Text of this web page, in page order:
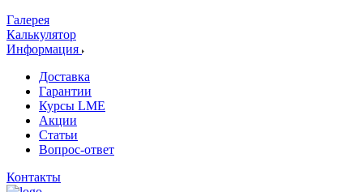
Галерея
Калькулятор
Информация
Доставка
Гарантии
Курсы LME
Акции
Статьи
Вопрос-ответ
Контакты